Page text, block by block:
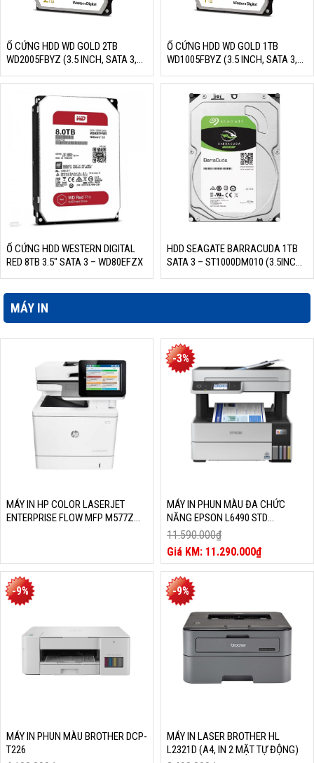
Ổ CỨNG HDD WD GOLD 2TB
WD2005FBYZ (3.5 INCH, SATA 3,
VÀNG)
Ổ CỨNG HDD WD GOLD 1TB
WD1005FBYZ (3.5 INCH, SATA 3,
VÀNG)
Ổ CỨNG HDD WESTERN DIGITAL
RED 8TB 3.5″ SATA 3 – WD80EFZX
HDD SEAGATE BARRACUDA 1TB
SATA 3 – ST1000DM010 (3.5INCH,
7200RPM, 64MB CACHE, PC)
MÁY IN
MÁY IN HP COLOR LASERJET
ENTERPRISE FLOW MFP M577Z
-3%
MÁY IN PHUN MÀU ĐA CHỨC
NĂNG EPSON L6490 STD
(IN,SCAN, COPY, FAX,WIFI DIRECT,
IN HAI MẶT, KHAY NẠP TÀI LIỆU TỰ
ĐỘNG)
11.590.000₫
Giá
gốc
là:
11.590.000₫.
11.290.000₫
Giá
hiện
tại
là:
11.290.000₫.
-9%
MÁY IN PHUN MÀU BROTHER DCP-
T226
-9%
MÁY IN LASER BROTHER HL
L2321D (A4, IN 2 MẶT TỰ ĐỘNG)